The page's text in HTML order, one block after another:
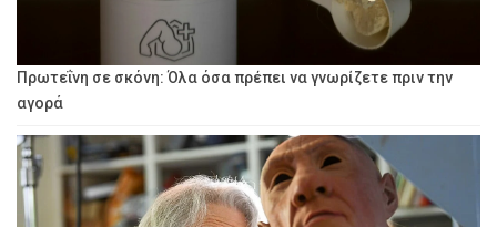
Πρωτεΐνη σε σκόνη: Όλα όσα πρέπει να γνωρίζετε πριν την
αγορά